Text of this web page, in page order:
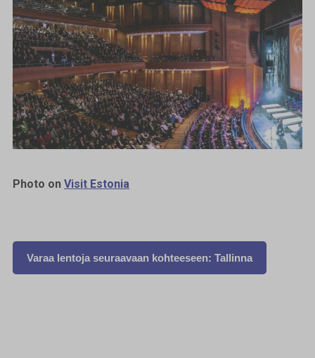
Photo on Visit Estonia
Varaa lentoja seuraavaan kohteeseen: Tallinna